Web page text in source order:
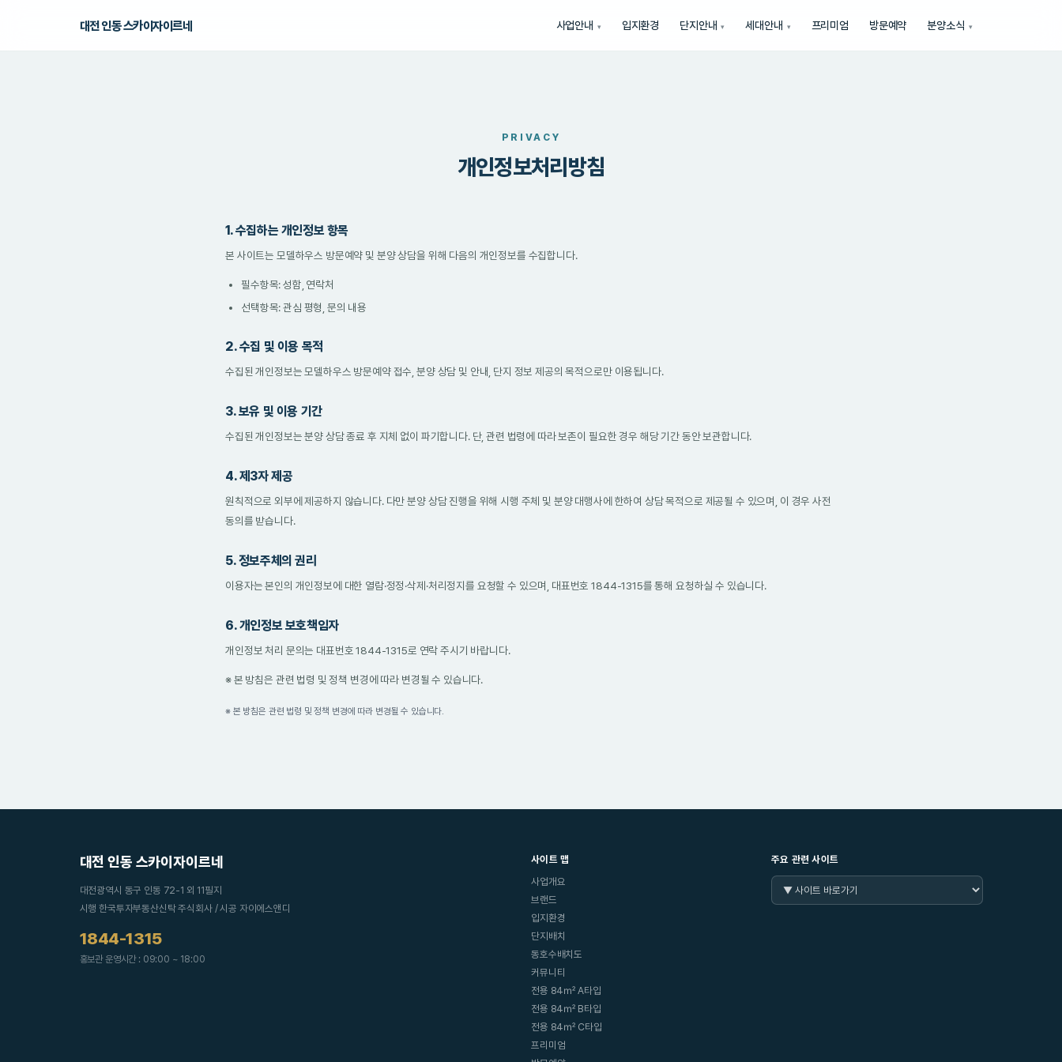
대전 인동 스카이자이르네 사업안내 입지환경 단지안내 세대안내 프리미엄 방문예약 분양소식
PRIVACY
개인정보처리방침
1. 수집하는 개인정보 항목
본 사이트는 모델하우스 방문예약 및 분양 상담을 위해 다음의 개인정보를 수집합니다.
필수항목: 성함, 연락처
선택항목: 관심 평형, 문의 내용
2. 수집 및 이용 목적
수집된 개인정보는 모델하우스 방문예약 접수, 분양 상담 및 안내, 단지 정보 제공의 목적으로만 이용됩니다.
3. 보유 및 이용 기간
수집된 개인정보는 분양 상담 종료 후 지체 없이 파기합니다. 단, 관련 법령에 따라 보존이 필요한 경우 해당 기간 동안 보관합니다.
4. 제3자 제공
원칙적으로 외부에 제공하지 않습니다. 다만 분양 상담 진행을 위해 시행 주체 및 분양 대행사에 한하여 상담 목적으로 제공될 수 있으며, 이 경우 사전
동의를 받습니다.
5. 정보주체의 권리
이용자는 본인의 개인정보에 대한 열람·정정·삭제·처리정지를 요청할 수 있으며, 대표번호 1844-1315를 통해 요청하실 수 있습니다.
6. 개인정보 보호책임자
개인정보 처리 문의는 대표번호 1844-1315로 연락 주시기 바랍니다.
※ 본 방침은 관련 법령 및 정책 변경에 따라 변경될 수 있습니다.
※ 본 방침은 관련 법령 및 정책 변경에 따라 변경될 수 있습니다.
대전 인동 스카이자이르네
대전광역시 동구 인동 72-1 외 11필지
시행 한국투자부동산신탁 주식회사 / 시공 자이에스앤디
1844-1315
홍보관 운영시간 : 09:00 ~ 18:00
사이트 맵
사업개요
브랜드
입지환경
단지배치
동호수배치도
커뮤니티
전용 84㎡ A타입
전용 84㎡ B타입
전용 84㎡ C타입
프리미엄
주요 관련 사이트